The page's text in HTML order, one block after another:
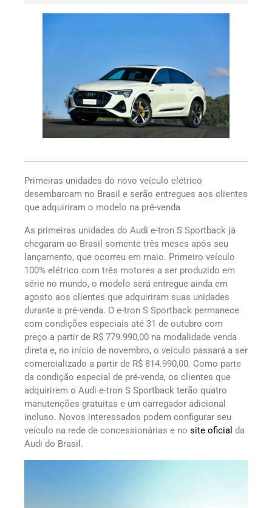
Primeiras unidades do novo veículo elétrico
desembarcam no Brasil e serão entregues aos clientes
que adquiriram o modelo na pré-venda
As primeiras unidades do Audi e-tron S Sportback já
chegaram ao Brasil somente três meses após seu
lançamento, que ocorreu em maio. Primeiro veículo
100% elétrico com três motores a ser produzido em
série no mundo, o modelo será entregue ainda em
agosto aos clientes que adquiriram suas unidades
durante a pré-venda. O e-tron S Sportback permanece
com condições especiais até 31 de outubro com
preço a partir de R$ 779.990,00 na modalidade venda
direta e, no início de novembro, o veículo passará a ser
comercializado a partir de R$ 814.990,00. Como parte
da condição especial de pré-venda, os clientes que
adquirirem o Audi e-tron S Sportback terão quatro
manutenções gratuitas e um carregador adicional
incluso. Novos interessados podem configurar seu
veículo na rede de concessionárias e no site oficial da
Audi do Brasil.